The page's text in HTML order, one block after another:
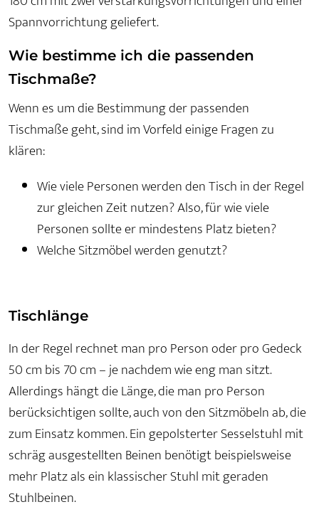
Spannvorrichtung geliefert.
Wie bestimme ich die passenden
Tischmaße?
Wenn es um die Bestimmung der passenden
Tischmaße geht, sind im Vorfeld einige Fragen zu
klären:
Wie viele Personen werden den Tisch in der Regel
zur gleichen Zeit nutzen? Also, für wie viele
Personen sollte er mindestens Platz bieten?
Welche Sitzmöbel werden genutzt?
Tischlänge
In der Regel rechnet man pro Person oder pro Gedeck
50 cm bis 70 cm – je nachdem wie eng man sitzt.
Allerdings hängt die Länge, die man pro Person
berücksichtigen sollte, auch von den Sitzmöbeln ab, die
zum Einsatz kommen. Ein gepolsterter Sesselstuhl mit
schräg ausgestellten Beinen benötigt beispielsweise
mehr Platz als ein klassischer Stuhl mit geraden
Stuhlbeinen.